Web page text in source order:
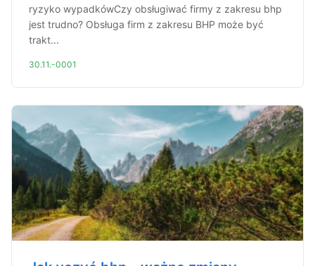
ryzyko wypadkówCzy obsługiwać firmy z zakresu bhp
jest trudno? Obsługa firm z zakresu BHP może być
trakt...
30.11.-0001